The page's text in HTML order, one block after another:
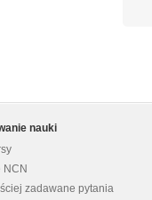
nauki
NCN
zadawane pytania